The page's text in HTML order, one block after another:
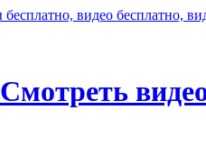
Смотреть